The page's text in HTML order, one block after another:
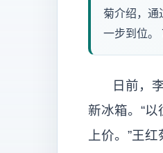
菊介绍，通
一步到位。
日前，李
新冰箱。“
上价。”王